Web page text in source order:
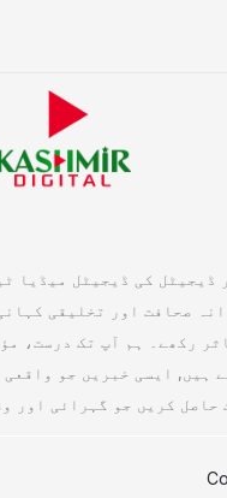
ڈیجیٹل کی ڈیجیٹل میڈیا
صحافت اور تخلیقی
رکھے۔ ہم آپ تک درست،
ہیں, ایسی خبریں جو
حاصل کریں جو گہرائی اور